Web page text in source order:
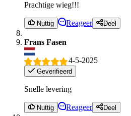
Prachtige wieg!!!
Nuttig Reageer Deel
Frans Fasen
4-5-2025
Geverifieerd
Snelle levering
Nuttig Reageer Deel